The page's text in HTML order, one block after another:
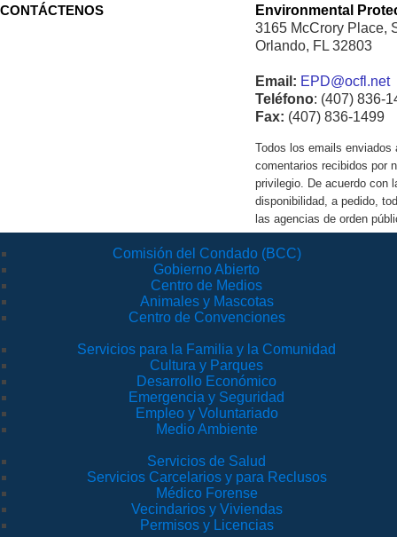
CONTÁCTENOS
Environmental
3165 McCrory Place,
Orlando, FL 32803
Email: EPD@ocfl.net
Teléfono: (407) 836-
Fax: (407) 836-1499
Todos los emails enviados
comentarios recibidos por
privilegio. De acuerdo con
disponibilidad, a pedido,
las agencias de orden
Comisión del Condado (BCC)
Gobierno Abierto
Centro de Medios
Animales y Mascotas
Centro de Convenciones
Servicios para la Familia y la Comunidad
Cultura y Parques
Desarrollo Económico
Emergencia y Seguridad
Empleo y Voluntariado
Medio Ambiente
Servicios de Salud
Servicios Carcelarios y para Reclusos
Médico Forense
Vecindarios y Viviendas
Permisos y Licencias